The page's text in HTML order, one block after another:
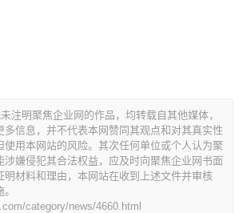
注明聚焦企业网的作品，均转载自其他媒体，
多信息，并不代表本网赞同其观点和对其真实性
使用本网站的风险。其次任何单位或个人认为聚
涉嫌侵犯其合法权益，应及时向聚焦企业网书面
明材料和理由，本网站在收到上述文件并审核
category/news/4660.html